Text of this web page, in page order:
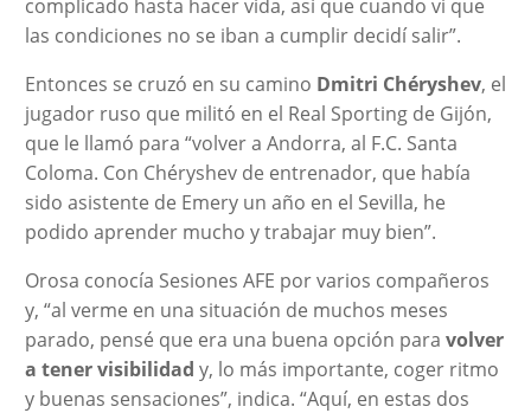
complicado hasta hacer vida, así que cuando vi que
las condiciones no se iban a cumplir decidí salir”.
Entonces se cruzó en su camino Dmitri Chéryshev, el
jugador ruso que militó en el Real Sporting de Gijón,
que le llamó para “volver a Andorra, al F.C. Santa
Coloma. Con Chéryshev de entrenador, que había
sido asistente de Emery un año en el Sevilla, he
podido aprender mucho y trabajar muy bien”.
Orosa conocía Sesiones AFE por varios compañeros
y, “al verme en una situación de muchos meses
parado, pensé que era una buena opción para volver
a tener visibilidad y, lo más importante, coger ritmo
y buenas sensaciones”, indica. “Aquí, en estas dos